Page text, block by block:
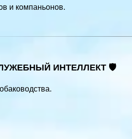
и компаньонов.
ИНТЕЛЛЕКТ 🛡️